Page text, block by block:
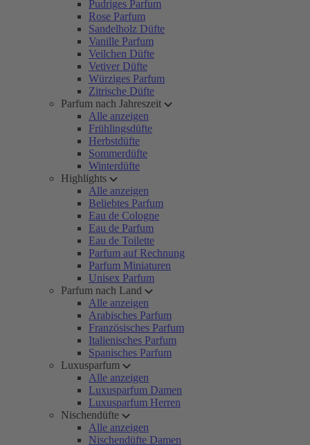
Pudriges Parfum
Rose Parfum
Sandelholz Düfte
Vanille Parfum
Veilchen Düfte
Vetiver Düfte
Würziges Parfum
Zitrische Düfte
Parfum nach Jahreszeit
Alle anzeigen
Frühlingsdüfte
Herbstdüfte
Sommerdüfte
Winterdüfte
Highlights
Alle anzeigen
Beliebtes Parfum
Eau de Cologne
Eau de Parfum
Eau de Toilette
Parfum auf Rechnung
Parfum Miniaturen
Unisex Parfum
Parfum nach Land
Alle anzeigen
Arabisches Parfum
Französisches Parfum
Italienisches Parfum
Spanisches Parfum
Luxusparfum
Alle anzeigen
Luxusparfum Damen
Luxusparfum Herren
Nischendüfte
Alle anzeigen
Nischendüfte Damen